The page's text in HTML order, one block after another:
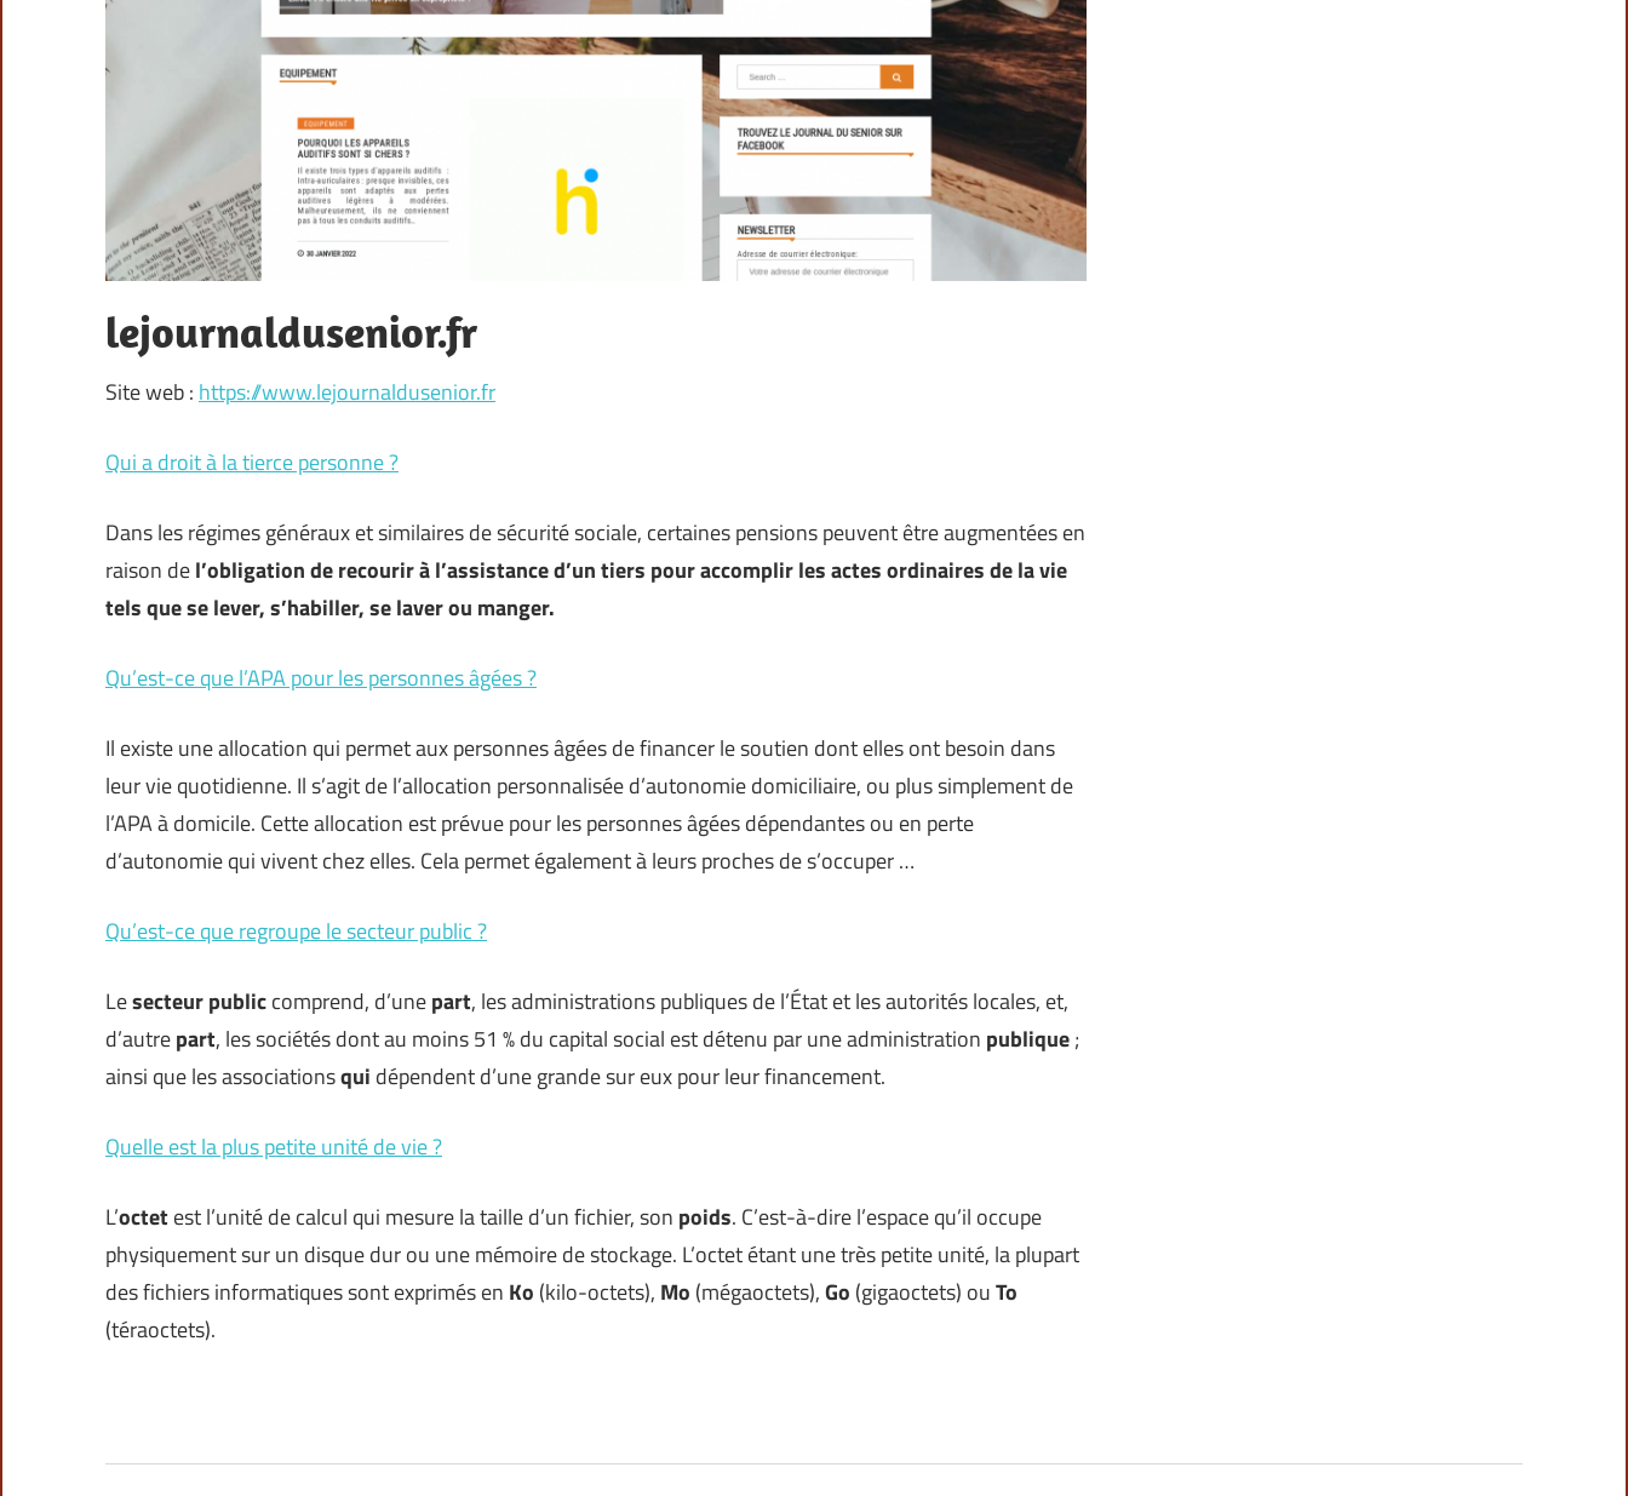
lejournaldusenior.fr
Site web : https://www.lejournaldusenior.fr
Qui a droit à la tierce personne ?
Dans les régimes généraux et similaires de sécurité sociale, certaines pensions peuvent être augmentées en
raison del’obligation de recourir à l’assistance d’un tiers pour accomplir les actes ordinaires de la vie
tels que se lever, s’habiller, se laver ou manger.
Qu’est-ce que l’APA pour les personnes âgées ?
Il existe une allocation qui permet aux personnes âgées de financer le soutien dont elles ont besoin dans
leur vie quotidienne. Il s’agit de l’allocation personnalisée d’autonomie domiciliaire, ou plus simplement de
l’APA à domicile. Cette allocation est prévue pour les personnes âgées dépendantes ou en perte
d’autonomie qui vivent chez elles. Cela permet également à leurs proches de s’occuper …
Qu’est-ce que regroupe le secteur public ?
Lesecteur publiccomprend, d’unepart, les administrations publiques de l’État et les autorités locales, et,
d’autrepart, les sociétés dont au moins 51 % du capital social est détenu par une administration publique;
ainsi que les associationsqui dépendent d’une grandesur eux pour leur financement.
Quelle est la plus petite unité de vie ?
L’octet est l’unité de calcul qui mesure la taille d’un fichier, son poids. C’est-à-dire l’espace qu’il occupe
physiquement sur un disque dur ou une mémoire de stockage. L’octet étant une très petite unité, la plupart
des fichiers informatiques sont exprimés en Ko (kilo-octets), Mo (mégaoctets),Go (gigaoctets) ouTo
(téraoctets).